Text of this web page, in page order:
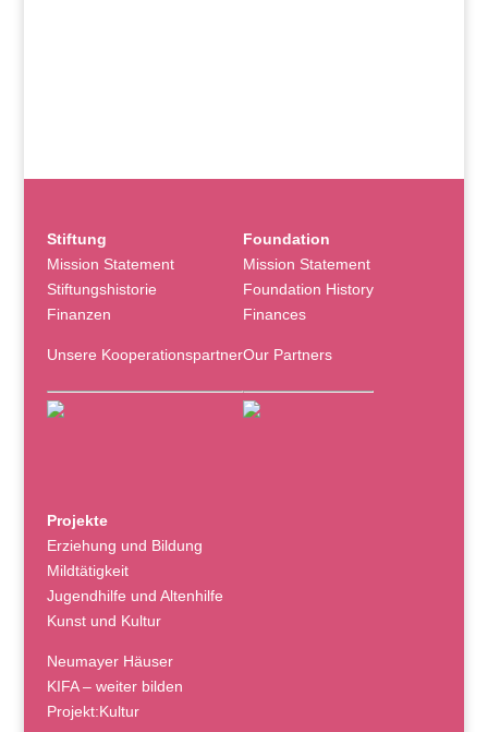
Stiftung
Mission Statement
Stiftungshistorie
Finanzen
Unsere Kooperationspartner
Foundation
Mission Statement
Foundation History
Finances
Our Partners
Projekte
Erziehung und Bildung
Mildtätigkeit
Jugendhilfe und Altenhilfe
Kunst und Kultur
Neumayer Häuser
KIFA – weiter bilden
Projekt:Kultur